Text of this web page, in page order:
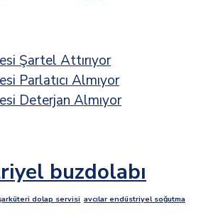
Şartel Attırıyor
Parlatıcı Almıyor
Deterjan Almıyor
buzdolabı
dolap servisi avcılar endüstriyel soğutma